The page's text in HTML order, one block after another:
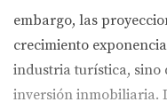
embargo, las
crecimiento
industria turística, sino
inversión inmobiliaria.